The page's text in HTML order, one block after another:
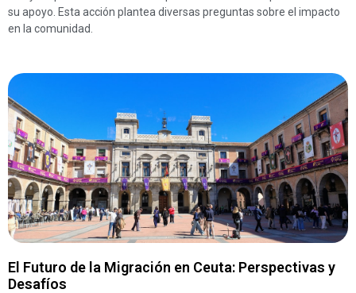
su apoyo. Esta acción plantea diversas preguntas sobre el impacto
en la comunidad.
El Futuro de la Migración en Ceuta: Perspectivas y
Desafíos